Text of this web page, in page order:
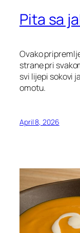
Pita sa
Ovako
strane pri
svi lijepi sokovi
omotu.
April 8, 2026